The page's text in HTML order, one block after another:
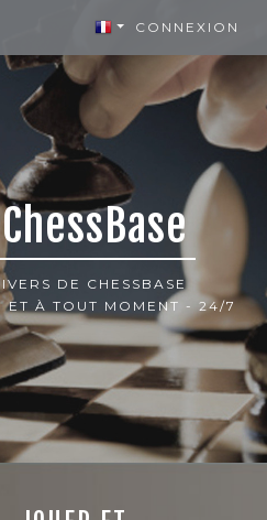
CONNEXION
DE CHESSBASE
ET À TOUT MOMENT - 24/7